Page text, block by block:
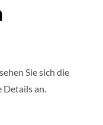
Sie sich die
an.